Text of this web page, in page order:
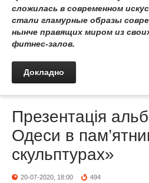
сложилась в современном
стали гламурные образы
нынче правящих миром из
фитнес-залов.
Докладно
Презентація
Одеси в
скульптурах»
20-07-2020, 18:00 494